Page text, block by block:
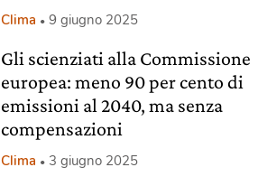
Clima 9 giugno 2025
Gli scienziati alla Commissione
europea: meno 90 per cento di
emissioni al 2040, ma senza
compensazioni
Clima 3 giugno 2025